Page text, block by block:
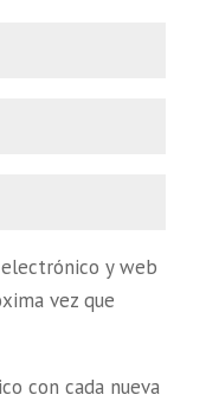
y web
vez que
con cada nueva